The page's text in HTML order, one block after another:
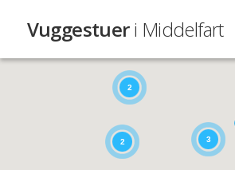
Vuggestueri Middelfart
2
2 3